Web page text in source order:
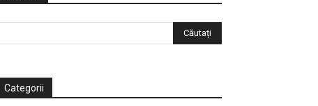
Categorii